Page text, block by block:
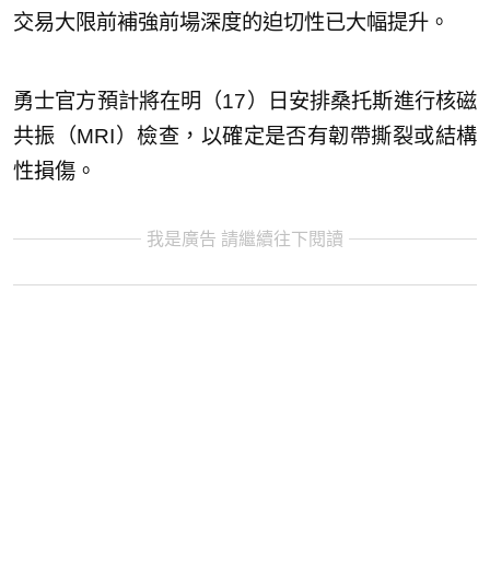
交易大限前補強前場深度的迫切性已大幅提升。
勇士官方預計將在明（17）日安排桑托斯進行核磁
共振（MRI）檢查，以確定是否有韌帶撕裂或結構
性損傷。
我是廣告 請繼續往下閱讀